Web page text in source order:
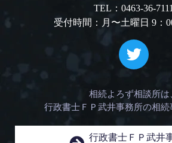
TEL：0463-36-7111
受付時間：月〜土曜日 9：
相続よろず相談所は
行政書士ＦＰ武井事務所の相続
行政書士ＦＰ武井